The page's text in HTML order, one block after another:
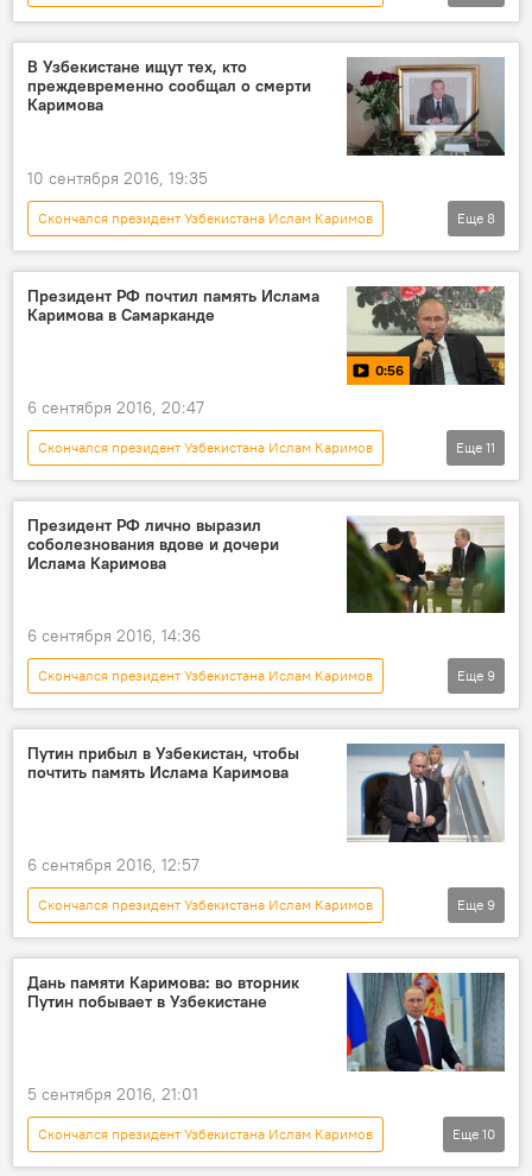
Новости
Общество
В мире
Азия
Узбекистан
Ислам Каримов
Нурсултан Назарбаев
цветы
В Узбекистане ищут тех, кто
преждевременно сообщал о смерти
Каримова
10 сентября 2016, 19:35
Скончался президент Узбекистана Ислам Каримов
Новости
Общество
В мире
Узбекистан
Ислам Каримов
МВД
слухи
Еще 8
Президент РФ почтил память Ислама
Каримова в Самарканде
0:56
6 сентября 2016, 20:47
Скончался президент Узбекистана Ислам Каримов
Россия
Мультимедиа
Новости
Азия
Владимир Путин
Еще 11
Президент РФ лично выразил
соболезнования вдове и дочери
Ислама Каримова
6 сентября 2016, 14:36
Скончался президент Узбекистана Ислам Каримов
Новости
Кыргызстан
Общество
Россия
В мире
Азия
Владимир Путин
Ислам Каримов
Еще 9
Путин прибыл в Узбекистан, чтобы
почтить память Ислама Каримова
6 сентября 2016, 12:57
Скончался президент Узбекистана Ислам Каримов
Политика
Новости
Общество
В мире
Узбекистан
Владимир Путин
Ислам Каримов
Еще 9
Дань памяти Каримова: во вторник
Путин побывает в Узбекистане
5 сентября 2016, 21:01
Скончался президент Узбекистана Ислам Каримов
Политика
Новости Общество
Еще 10